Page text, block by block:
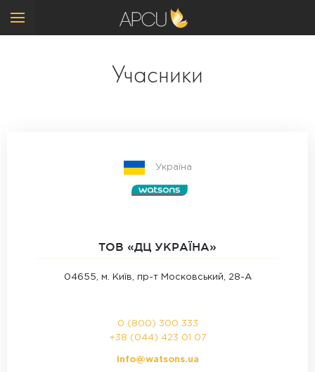
Учасники
Україна
ТОВ «ДЦ УКРАЇНА»‎
04655, м. Київ, пр-т Московський, 28-А
0 (800) 300 333
+38 (044) 423 01 07
info@watsons.ua